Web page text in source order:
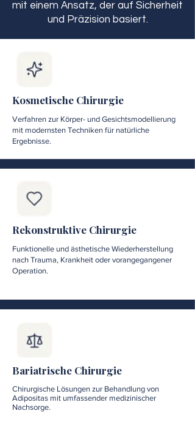
mit einem Ansatz, der auf Sicherheit
und Präzision basiert.
Kosmetische Chirurgie
Verfahren zur Körper- und Gesichtsmodellierung
mit modernsten Techniken für natürliche
Ergebnisse.
Rekonstruktive Chirurgie
Funktionelle und ästhetische Wiederherstellung
nach Trauma, Krankheit oder vorangegangener
Operation.
Bariatrische Chirurgie
Chirurgische Lösungen zur Behandlung von
Adipositas mit umfassender medizinischer
Nachsorge.